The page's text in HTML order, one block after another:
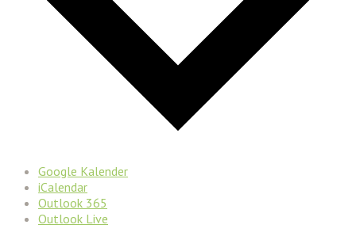
Google Kalender
iCalendar
Outlook 365
Outlook Live